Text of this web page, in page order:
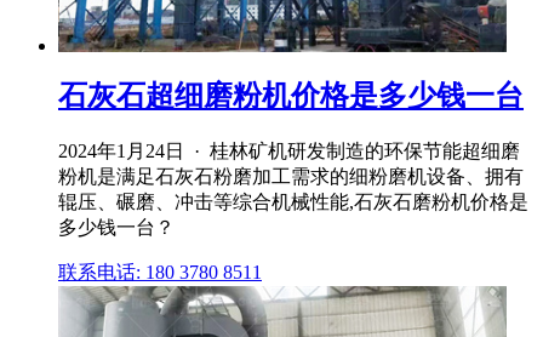
石灰石超细磨粉机价格是多少钱一台
2024年1月24日 · 桂林矿机研发制造的环保节能超细磨
粉机是满足石灰石粉磨加工需求的细粉磨机设备、拥有
辊压、碾磨、冲击等综合机械性能,石灰石磨粉机价格是
多少钱一台？
联系电话: 180 3780 8511